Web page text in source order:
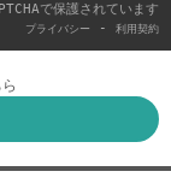
で保護されています
プライバシー - 利用契約